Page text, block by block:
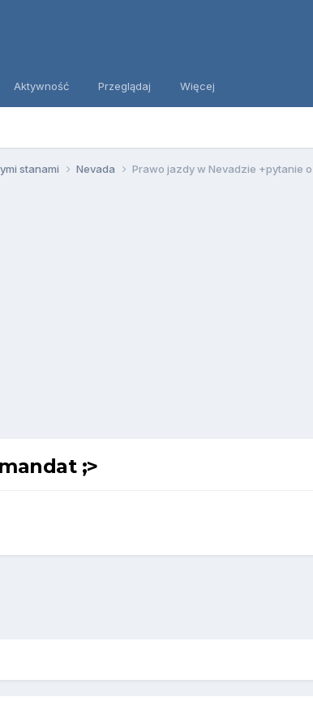
Aktywność Przeglądaj Więcej
stanami Nevada Prawo jazdy w Nevadzie +pytanie o
;>